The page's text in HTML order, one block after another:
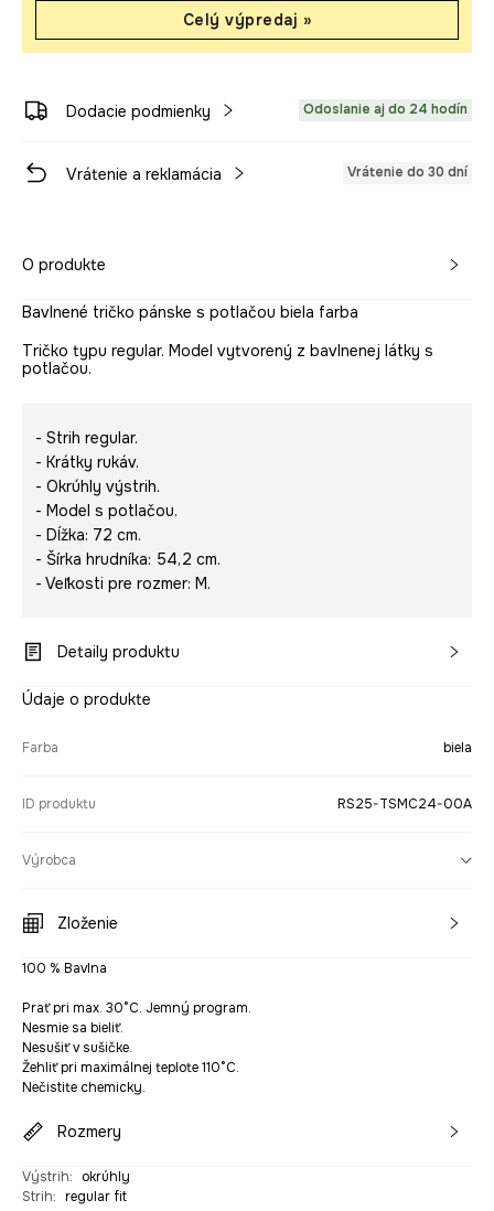
Celý výpredaj »
Dodacie podmienky Odoslanie aj do 24 hodín
Vrátenie a reklamácia Vrátenie do 30 dní
O produkte
Bavlnené tričko pánske s potlačou biela farba
Tričko typu regular. Model vytvorený z bavlnenej látky s
potlačou.
- Strih regular.
- Krátky rukáv.
- Okrúhly výstrih.
- Model s potlačou.
- Dĺžka: 72 cm.
- Šírka hrudníka: 54,2 cm.
- Veľkosti pre rozmer: M.
Detaily produktu
Údaje o produkte
Farba biela
ID produktu RS25-TSMC24-00A
Výrobca
Zloženie
100 % Bavlna
Prať pri max. 30°C. Jemný program.
Nesmie sa bieliť.
Nesušiť v sušičke.
Žehliť pri maximálnej teplote 110°C.
Nečistite chemicky.
Rozmery
Výstrih:
okrúhly
Strih: regular fit